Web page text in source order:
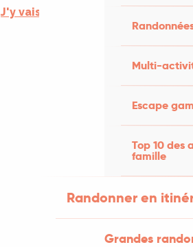
Multi-
Escape
Top 10 des
famille
Randonner en
Grandes
J'y vais en train !